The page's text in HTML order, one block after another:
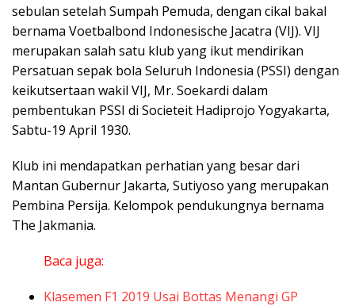
sebulan setelah Sumpah Pemuda, dengan cikal bakal
bernama Voetbalbond Indonesische Jacatra (VIJ). VIJ
merupakan salah satu klub yang ikut mendirikan
Persatuan sepak bola Seluruh Indonesia (PSSI) dengan
keikutsertaan wakil VIJ, Mr. Soekardi dalam
pembentukan PSSI di Societeit Hadiprojo Yogyakarta,
Sabtu-19 April 1930.
Klub ini mendapatkan perhatian yang besar dari
Mantan Gubernur Jakarta, Sutiyoso yang merupakan
Pembina Persija. Kelompok pendukungnya bernama
The Jakmania.
Baca juga:
Klasemen F1 2019 Usai Bottas Menangi GP